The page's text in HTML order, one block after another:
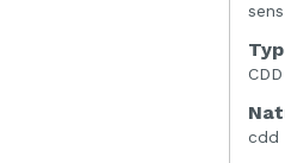
CDD
cdd